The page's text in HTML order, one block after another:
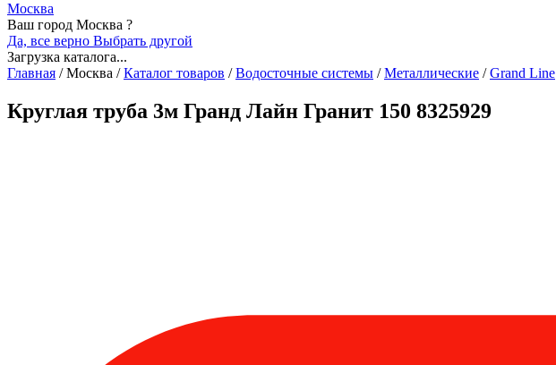
Москва
Ваш город Москва ?
Да, все верно Выбрать другой
Загрузка каталога...
Главная /Москва / Каталог товаров / Водосточные системы / Металлические / Grand Line
Круглая труба 3м Гранд Лайн Гранит 150 8325929